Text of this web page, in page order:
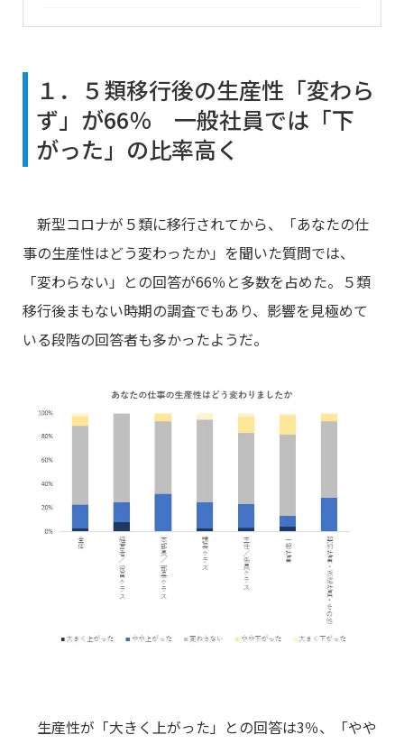
１．５類移行後の生産性「変わら
ず」が66％ 一般社員では「下
がった」の比率高く
新型コロナが５類に移行されてから、「あなたの仕
事の生産性はどう変わったか」を聞いた質問では、
「変わらない」との回答が66％と多数を占めた。５類
移行後まもない時期の調査でもあり、影響を見極めて
いる段階の回答者も多かったようだ。
生産性が「大きく上がった」との回答は3％、「やや